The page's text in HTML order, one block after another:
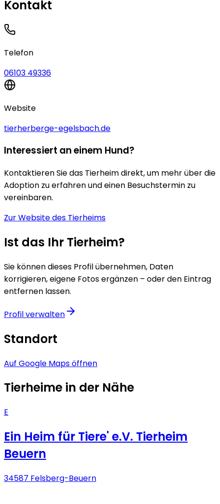
Kontakt
Telefon
06103 49336
Website
tierherberge-egelsbach.de
Interessiert an einem Hund?
Kontaktieren Sie das Tierheim direkt, um mehr über die
Adoption zu erfahren und einen Besuchstermin zu
vereinbaren.
Zur Website des Tierheims
Ist das Ihr Tierheim?
Sie können dieses Profil übernehmen, Daten
korrigieren, eigene Fotos ergänzen – oder den Eintrag
entfernen lassen.
Profil verwalten
Standort
Auf Google Maps öffnen
Tierheime in der Nähe
E
Ein Heim für Tiere' e.V. Tierheim
Beuern
34587 Felsberg-Beuern